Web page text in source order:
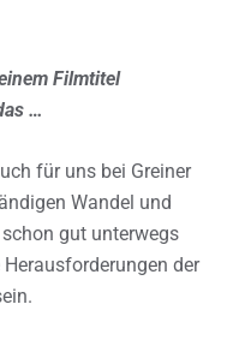
Filmtitel
…
für uns bei Greiner
Wandel und
gut unterwegs
der